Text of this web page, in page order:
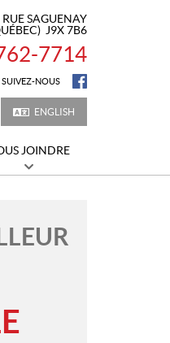
SAGUENAY
J9X 7B6
: 7714
SUIVEZ-NOUS
ENGLISH
JOINDRE